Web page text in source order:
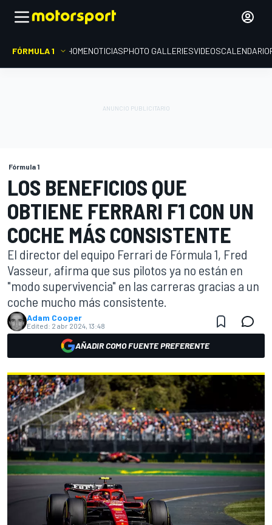
FÓRMULA 1 HOMENOTICIASPHOTO GALLERIESVIDEOSCALENDARIO
Fórmula 1
LOS BENEFICIOS QUE
OBTIENE FERRARI F1 CON UN
COCHE MÁS CONSISTENTE
El director del equipo Ferrari de Fórmula 1, Fred
Vasseur, afirma que sus pilotos ya no están en
"modo supervivencia" en las carreras gracias a un
coche mucho más consistente.
Adam Cooper
Edited: 2 abr 2024, 13:48
AÑADIR COMO FUENTE PREFERENTE